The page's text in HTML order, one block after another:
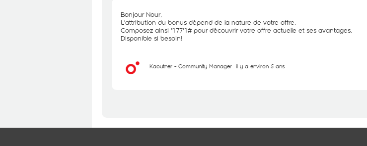
Bonjour Nour,
L'attribution du bonus dépend de la nature de votre offre.
Composez ainsi *177*1# pour découvrir votre offre actuelle et ses avantages.
Disponible si besoin!
Kaouther - Community Manager il y a environ 5 ans